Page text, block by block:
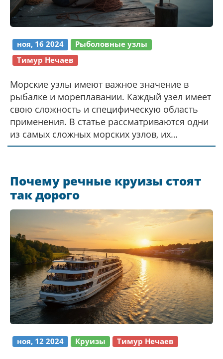
ноя, 16 2024
Рыболовные узлы
Тимур Нечаев
Морские узлы имеют важное значение в
рыбалке и мореплавании. Каждый узел имеет
свою сложность и специфическую область
применения. В статье рассматриваются одни
из самых сложных морских узлов, их
использование и рекомендации по их
необходимы в практической рыбалке.
Почему речные круизы стоят
так дорого
ноя, 12 2024 Круизы Тимур Нечаев